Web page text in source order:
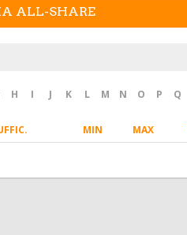
ALL-SHARE
H I J K L M N O P Q
MIN MAX